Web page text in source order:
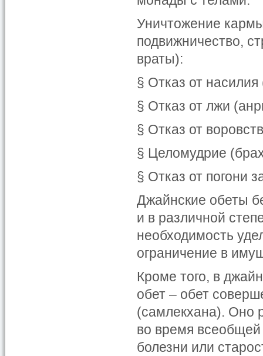
Уничтожение
подвижничество,
враты):
§ Отказ от
§ Отказ от лжи
§ Отказ от
§ Целомудрие
§ Отказ от погони
Джайнские обеты
и в различной
необходимость
ограничение в
Кроме того, в
обет – обет
(самлекхана). Оно
во время
болезни или